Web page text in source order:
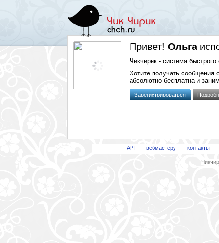
Привет! Ольга
Чикчирик - система
Хотите получать сообщения
абсолютно бесплатна и
Зарегистрироваться
API вебмастеру контакты